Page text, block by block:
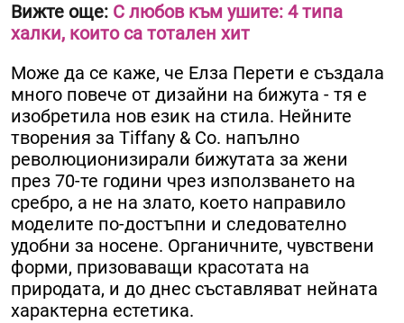
Вижте още: С любов към ушите: 4 типа
халки, които са тотален хит
Може да се каже, че Елза Перети е създала
много повече от дизайни на бижута - тя е
изобретила нов език на стила. Нейните
творения за Tiffany & Co. напълно
революционизирали бижутата за жени
през 70-те години чрез използването на
сребро, а не на злато, което направило
моделите по-достъпни и следователно
удобни за носене. Органичните, чувствени
форми, призоваващи красотата на
природата, и до днес съставляват нейната
характерна естетика.